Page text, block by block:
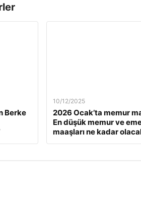
Berke
10/12/2025
2026 Ocak’ta memur
En düşük memur ve
maaşları ne kadar